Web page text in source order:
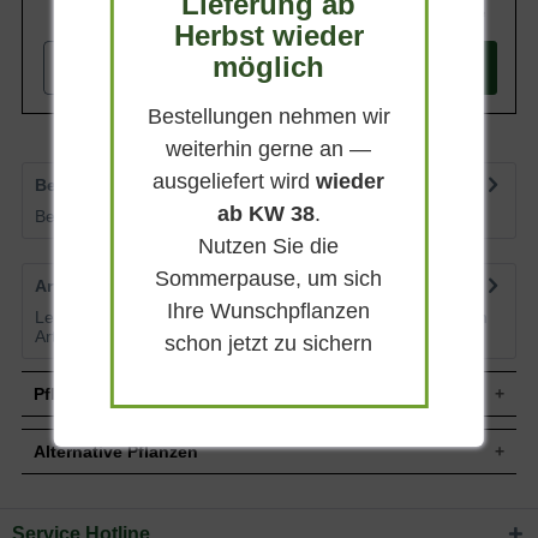
In den
Bewertungen
9
Bewertungen lesen, schreiben und diskutieren...
Artikelfragen
0
Lesen Sie von weiteren Kunden gestellte Fragen zu diesem
Artikel
Pflegehinweise
Pflanz- und Pflegetipps Malus Evereste /
Alternative Pflanzen
Herbst wieder
möglich
Bestellungen nehmen wir
weiterhin gerne an —
ausgeliefert wirdwieder
ab KW 38.
Nutzen Sie die
Sommerpause, um sich
Ihre Wunschpflanzen
schon jetzt zu sichern
Service Hotline